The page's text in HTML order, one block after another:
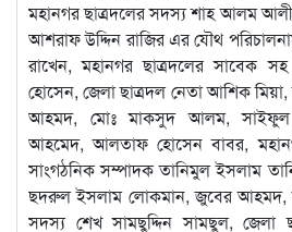
মহানগর ছাত্রদলের সদস্য শাহ আলম
আশরাফ উদ্দিন রাজির এর যৌথ
রাখেন, মহানগর ছাত্রদলের সাবেক
হোসেন, জেলা ছাত্রদল নেতা আশিক
আহমদ, মোঃ মাকসুদ আলম,
আহমেদ, আলতাফ হোসেন বাবর,
সাংগঠনিক সম্পাদক তানিমুল ইসলাম
ছদরুল ইসলাম লোকমান, জুবের আহমদ,
সদস্য শেখ সামছুদ্দিন সামছুল,